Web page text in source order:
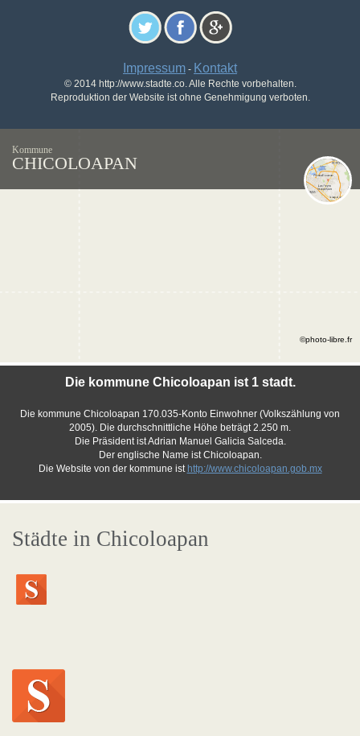
Impressum - Kontakt
© 2014 http://www.stadte.co. Alle Rechte vorbehalten.
Reproduktion der Website ist ohne Genehmigung verboten.
Kommune
CHICOLOAPAN
Die kommune Chicoloapan ist 1 stadt.
Die kommune Chicoloapan 170.035-Konto Einwohner (Volkszählung von
2005). Die durchschnittliche Höhe beträgt 2.250 m.
Die Präsident ist Adrian Manuel Galicia Salceda.
Der englische Name ist Chicoloapan.
Die Website von der kommune ist http://www.chicoloapan.gob.mx
©photo-libre.fr
Städte in Chicoloapan